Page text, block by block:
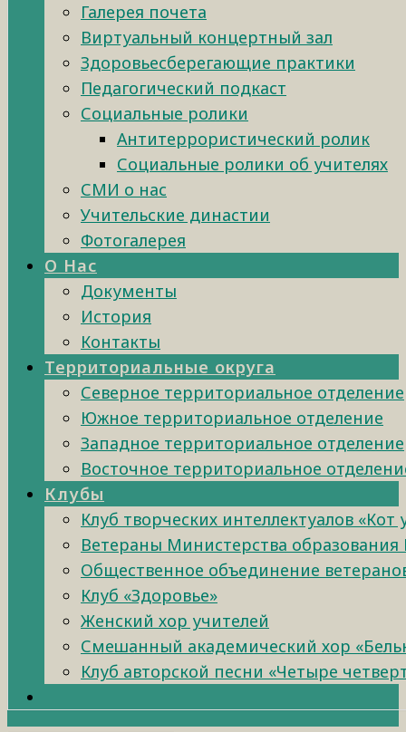
Галерея почета
Виртуальный концертный зал
Здоровьесберегающие практики
Педагогический подкаст
Социальные ролики
Антитеррористический ролик
Социальные ролики об учителях
СМИ о нас
Учительские династии
Фотогалерея
О Нас
Документы
История
Контакты
Территориальные округа
Северное территориальное отделение
Южное территориальное отделение
Западное территориальное отделение
Восточное территориальное
Клубы
Клуб творческих интеллектуалов «Кот
Ветераны Министерства образования
Общественное объединение
Клуб «Здоровье»
Женский хор учителей
Смешанный академический хор
Клуб авторской песни «Четыре